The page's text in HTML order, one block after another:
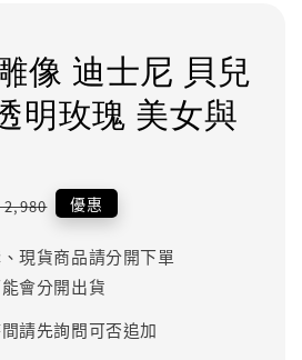
像 迪士尼 貝兒
明玫瑰 美女與
2,980 優惠
現貨商品請分開下單
會分開出貨
請先詢問可否追加